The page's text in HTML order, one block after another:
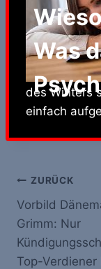
Was
des Winters
einfach
Beitrags-
ZURÜCK
Vorbild
Grimm: Nur
Top-Verdiener